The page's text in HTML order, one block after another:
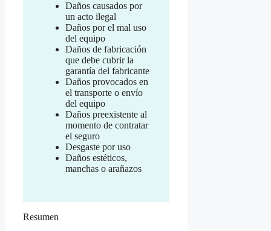
Daños causados por
un acto ilegal
Daños por el mal uso
del equipo
Daños de fabricación
que debe cubrir la
garantía del fabricante
Daños provocados en
el transporte o envío
del equipo
Daños preexistente al
momento de contratar
el seguro
Desgaste por uso
Daños estéticos,
manchas o arañazos
Resumen